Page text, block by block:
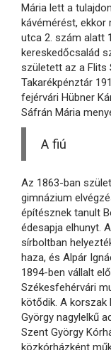
Mária lett a
kávémérést, ekkor
utca 2. szám alatt
kereskedőcsalád
született az a Flits
Takarékpénztár
fejérvári Hübner
Sáfrán Mária
A fiú
Az 1863-ban
gimnázium
építésznek tanult
édesapja elhunyt.
sírboltban
haza, és Alpár
1894-ben vállalt
Székesfehérvári
kötődik. A korszak
György nagylelkű
Szent György
közkórházként